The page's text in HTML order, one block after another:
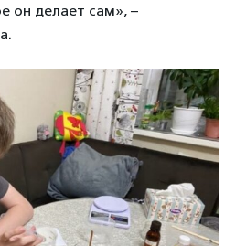
он делает сам», –